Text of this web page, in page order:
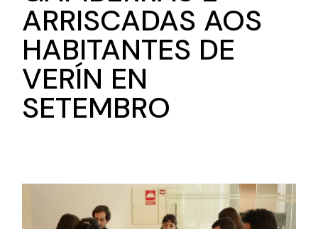
ARRISCADAS AOS
HABITANTES DE
VERÍN EN
SETEMBRO